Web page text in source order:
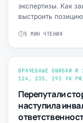
экспертизы. Как
выстроить
5 МИН ЧТЕНИЯ
ВРАЧЕБНЫЕ ОШИБКИ И
124, 235, 293 УК
Перепутали
наступила